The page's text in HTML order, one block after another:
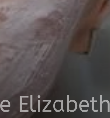
Elizabeth